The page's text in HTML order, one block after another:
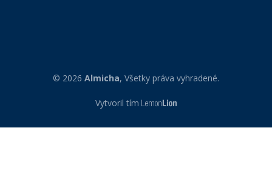
© 2026 Almicha, Všetky práva vyhradené.
Vytvoril tím